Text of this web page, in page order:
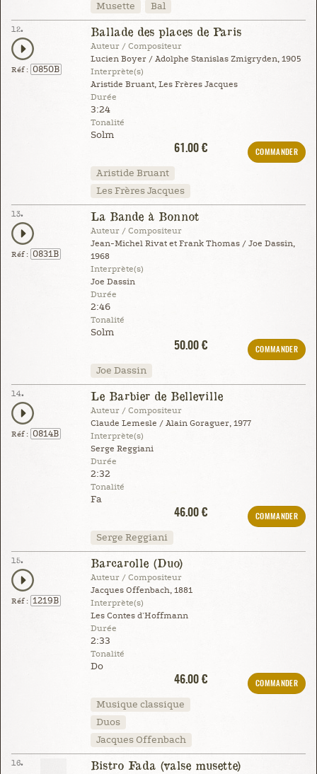
Musette Bal
12.
Réf : 0850B
Ballade des places de Paris
Auteur / Compositeur
Lucien Boyer / Adolphe Stanislas Zmigryden, 1905
Interprète(s)
Aristide Bruant, Les Frères Jacques
Durée
3:24
Tonalité
Solm
61.00 €
COMMANDER
Aristide Bruant
Les Frères Jacques
13.
Réf : 0831B
La Bande à Bonnot
Auteur / Compositeur
Jean-Michel Rivat et Frank Thomas / Joe Dassin,
1968
Interprète(s)
Joe Dassin
Durée
2:46
Tonalité
Solm
50.00 €
COMMANDER
Joe Dassin
14.
Réf : 0814B
Le Barbier de Belleville
Auteur / Compositeur
Claude Lemesle / Alain Goraguer, 1977
Interprète(s)
Serge Reggiani
Durée
2:32
Tonalité
Fa
46.00 €
COMMANDER
Serge Reggiani
15.
Réf : 1219B
Barcarolle (Duo)
Auteur / Compositeur
Jacques Offenbach, 1881
Interprète(s)
Les Contes d'Hoffmann
Durée
2:33
Tonalité
Do
46.00 €
COMMANDER
Musique classique
Duos
Jacques Offenbach
16. Bistro Fada (valse musette)